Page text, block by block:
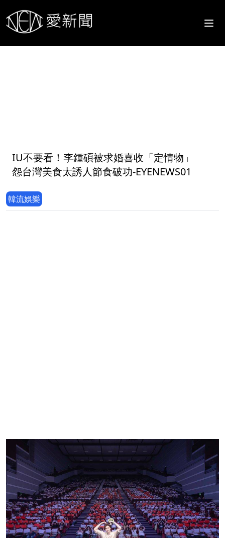
IU不要看！李鍾碩被求婚喜收「定情物」
怨台灣美食太誘人節食破功-EYENEWS01
韓流娛樂